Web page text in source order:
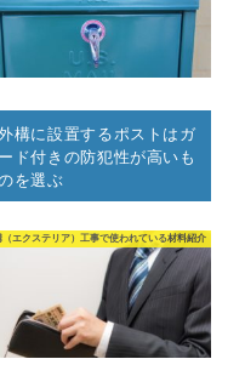
構に設置するポストはガ
ード付きの防犯性が高いも
を選ぶ
（エクステリア）工事で使われている材料紹介